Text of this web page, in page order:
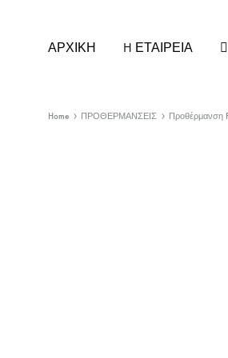
ΑΡΧΙΚΗ H ΕΤΑΙΡΕΙΑ
Home ΠΡΟΘΕΡΜΑΝΣΕΙΣ Προθέρμανση